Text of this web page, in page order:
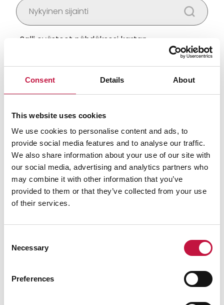
Consent Details About
This website uses cookies
We use cookies to personalise content and ads, to
provide social media features and to analyse our traffic.
We also share information about your use of our site with
our social media, advertising and analytics partners who
may combine it with other information that you’ve
provided to them or that they’ve collected from your use
of their services.
Selection
Necessary
Preferences
Salli evästeet nähdäksesi kartan.